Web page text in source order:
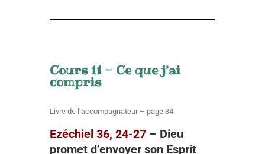
Cours 11 - Ce que j’ai
compris
Livre de l’accompagnateur – page 34.
Ezéchiel 36, 24-27 – Dieu
promet d’envoyer son Esprit